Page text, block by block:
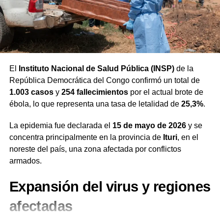
Finalmente, Arkani pidió oraciones por la seguridad de
los líderes en India y por la protección de las «casas»
donde el evangelio sigue creciendo de forma invisible
ante sus perseguidores. La familia misionera espera
poder realizar un viaje de retorno a la India para fortalecer
la obra en medio de la crisis.
Escucha la entrevista al
misionero Arkani
Superioridad numérica y
despedida de Lionel Messi
expulsión de Enzo Fernández en el minuto 93 por una
fuerte infracción contra el defensor Pau Cubarsí. Con un
elemento más sobre el terreno, la selección española
cercó el área rival y controló la posesión frente a una
la tanda de penales.
Este compromiso significó la despedida oficial de
Messide las copas del mundo, quien tuvo una
zaga defensiva europea. La escuadra sudamericana
sintió el desgaste físico tras la temprana salida por lesión
del central Lisandro Martínez, sustituido por Nicolás
El Instituto Nacional de Salud Pública (INSP)de la
República Democrática del Congo confirmó un total de
1.003 casosy 254 fallecimientospor el actual brote de
ébola, lo que representa una tasa de letalidad de 25,3%.
La epidemia fue declarada el 15 de mayo de 2026y se
concentra principalmente en la provincia de Ituri, en el
noreste del país, una zona afectada por conflictos
armados.
Expansión del virus y regiones
afectadas